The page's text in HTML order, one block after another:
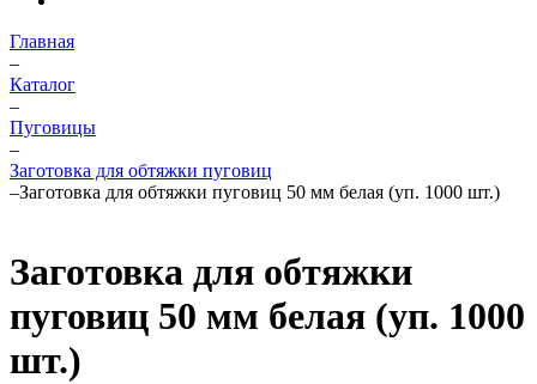
Главная
–
Каталог
–
Пуговицы
–
Заготовка для обтяжки пуговиц
–Заготовка для обтяжки пуговиц 50 мм белая (уп. 1000 шт.)
Заготовка для обтяжки
пуговиц 50 мм белая (уп. 1000
шт.)